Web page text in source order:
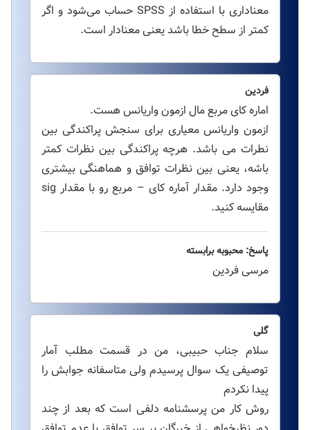
معناداری با استفاده از SPSS حساب می‌شود و اگر
کمتر از سطح خطا باشد یعنی معنادار است.
فردین
اماره کای مربع مال ازمون واریانس هست.
ازمون واریانس معیاری برای سنجش پراکندگی بین
نطرات می باشد. هرچه پراکندگی بین نظرات کمتر
باشه، یعنی بین نظرات توافق و هماهنگی بیشتری
وجود دارد. مقدار آماره کای – مربع رو با مقدار sig
مقایسه کنید.
پاسخ: محبوبه برابسته
مرسی فردین
گلی
سلام جناب حبیبی، من در قسمت مطلب آمار
توصیفی یک سوال پرسیدم ولی متاسفانه جوابش را
پیدا نکردم
روش کار من پرسشنامه دلفی است که بعد از چند